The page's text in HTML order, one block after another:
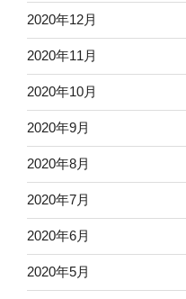
2020年12月
2020年11月
2020年10月
2020年9月
2020年8月
2020年7月
2020年6月
2020年5月